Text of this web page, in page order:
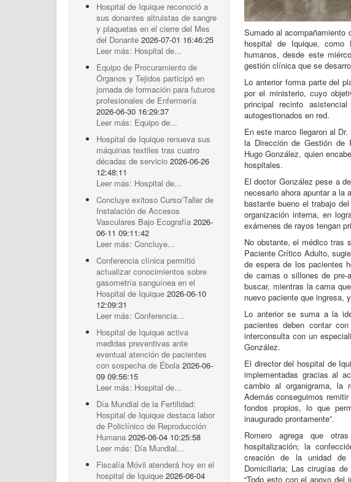
Hospital de Iquique reconoció a
sus donantes altruistas de sangre
y plaquetas en el cierre del Mes
del Donante 2026-07-01 16:46:25
Leer más: Hospital de...
Equipo de Procuramiento de
Órganos y Tejidos participó en
jornada de formación para futuros
profesionales de Enfermería
2026-06-30 16:29:37
Leer más: Equipo de...
Hospital de Iquique renueva sus
máquinas textiles tras cuatro
décadas de servicio 2026-06-26
12:48:11
Leer más: Hospital de...
Concluye exitoso Curso/Taller de
Instalación de Accesos
Vasculares Bajo Ecografía 2026-
06-11 09:11:42
Leer más: Concluye...
Conferencia clínica permitió
actualizar conocimientos sobre
gasometría sanguínea en el
Hospital de Iquique 2026-06-10
12:09:31
Leer más: Conferencia...
Hospital de Iquique activa
medidas preventivas ante
eventual atención de pacientes
con sospecha de Ébola 2026-06-
09 09:56:15
Leer más: Hospital de...
Día Mundial de la Fertilidad:
Hospital de Iquique destaca labor
de Policlínico de Reproducción
Humana 2026-06-04 10:25:58
Leer más: Día Mundial...
Fiscalía Móvil atenderá hoy en el
hospital de Iquique 2026-06-04
Sumado al acompañamiento
hospital de Iquique,
humanos, desde este
gestión clínica que se
Lo anterior forma parte del
por el ministerio, cuyo
principal recinto
autogestionados en red.
En este marco llegaron al
la Dirección de Gestión de
Hugo González, quien
hospitales.
El doctor González pese a
necesario ahora apuntar a la
bastante bueno el trabajo
organización interna, en
exámenes de rayos tengan
No obstante, el médico tras
Paciente Crítico Adulto,
de espera de los pacientes
de camas o sillones de
buscar, mientras la cama
nuevo paciente que ingresa,
Lo anterior se suma a la
pacientes deben contar
interconsulta con un
González.
El director del hospital de
implementadas gracias al
cambio al organigrama, la
Además conseguimos
fondos propios, lo que
inaugurado prontamente”.
Romero agrega que
hospitalización; la
creación de la unidad de
Domiciliaria; Las cirugías
“Todo esto con el apoyo del